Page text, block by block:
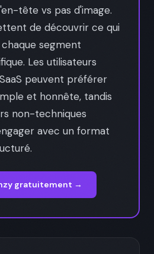
tête vs pas d'image.
de découvrir ce qui
segment
Les utilisateurs
peuvent préférer
et honnête, tandis
non-techniques
avec un format
gratuitement →